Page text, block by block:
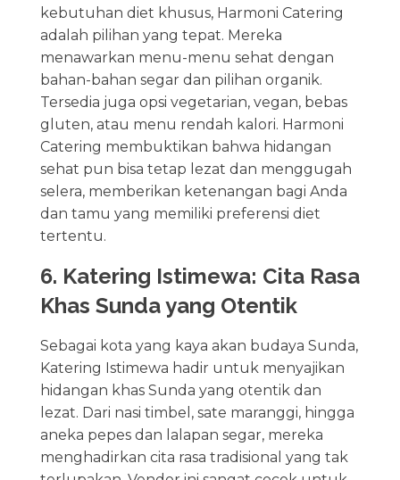
kebutuhan diet khusus, Harmoni Catering
adalah pilihan yang tepat. Mereka
menawarkan menu-menu sehat dengan
bahan-bahan segar dan pilihan organik.
Tersedia juga opsi vegetarian, vegan, bebas
gluten, atau menu rendah kalori. Harmoni
Catering membuktikan bahwa hidangan
sehat pun bisa tetap lezat dan menggugah
selera, memberikan ketenangan bagi Anda
dan tamu yang memiliki preferensi diet
tertentu.
6. Katering Istimewa: Cita Rasa
Khas Sunda yang Otentik
Sebagai kota yang kaya akan budaya Sunda,
Katering Istimewa hadir untuk menyajikan
hidangan khas Sunda yang otentik dan
lezat. Dari nasi timbel, sate maranggi, hingga
aneka pepes dan lalapan segar, mereka
menghadirkan cita rasa tradisional yang tak